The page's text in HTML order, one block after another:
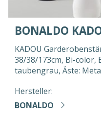
BONALDO
KADOU
38/38/173cm, Bi-color,
taubengrau, Äste:
Hersteller:
BONALDO